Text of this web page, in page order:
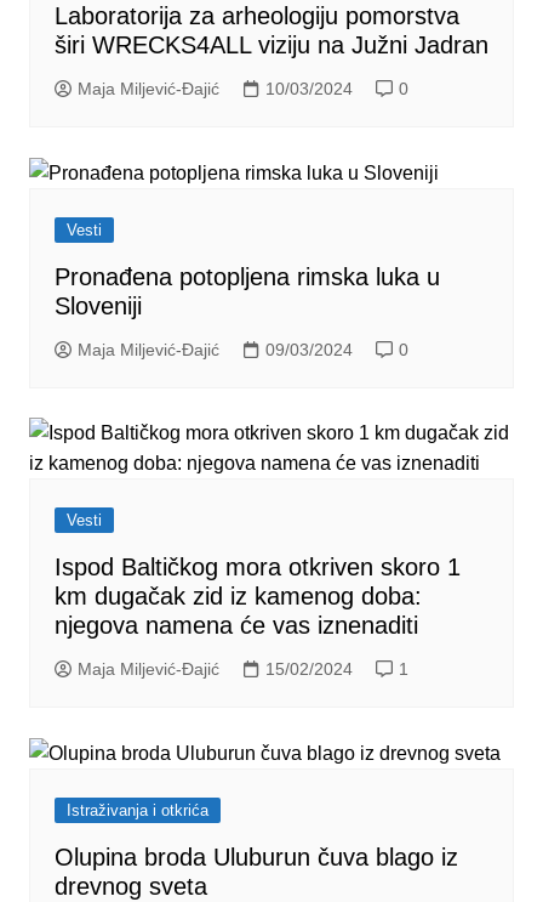
Laboratorija za arheologiju pomorstva
širi WRECKS4ALL viziju na Južni Jadran
Maja Miljević-Đajić 10/03/2024 0
Vesti
Pronađena potopljena rimska luka u
Sloveniji
Maja Miljević-Đajić 09/03/2024 0
Vesti
Ispod Baltičkog mora otkriven skoro 1
km dugačak zid iz kamenog doba:
njegova namena će vas iznenaditi
Maja Miljević-Đajić 15/02/2024 1
Istraživanja i otkrića
Olupina broda Uluburun čuva blago iz
drevnog sveta